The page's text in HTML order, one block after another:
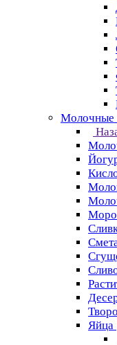
Молочные
Яйца